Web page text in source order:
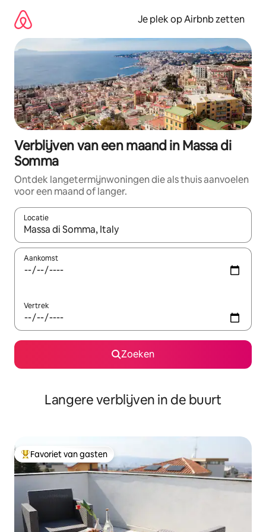
direct
naar
inhoud
Je plek op Airbnb zetten
Verblijven van een maand in Massa di
Somma
Ontdek langetermijnwoningen die als thuis aanvoelen
voor een maand of langer.
Locatie
Wanneer er resultaten beschikbaar zijn, maak je een keuze
Aankomst
Vertrek
Zoeken
Langere verblijven in de buurt
Topfavoriet van gasten
Favoriet van gasten